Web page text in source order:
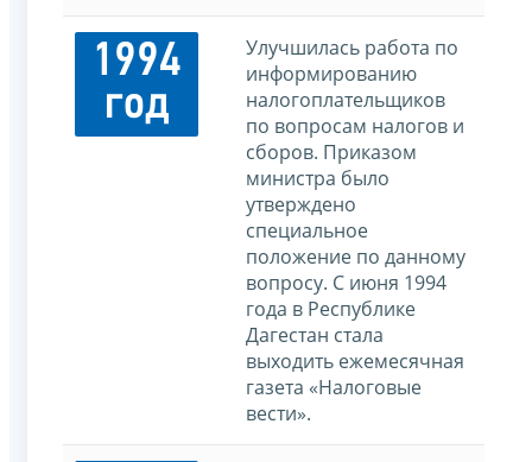
1994
год
Улучшилась работа по
информированию
налогоплательщиков
по вопросам налогов и
сборов. Приказом
министра было
утверждено
специальное
положение по данному
вопросу. С июня 1994
года в Республике
Дагестан стала
выходить ежемесячная
газета «Налоговые
вести».